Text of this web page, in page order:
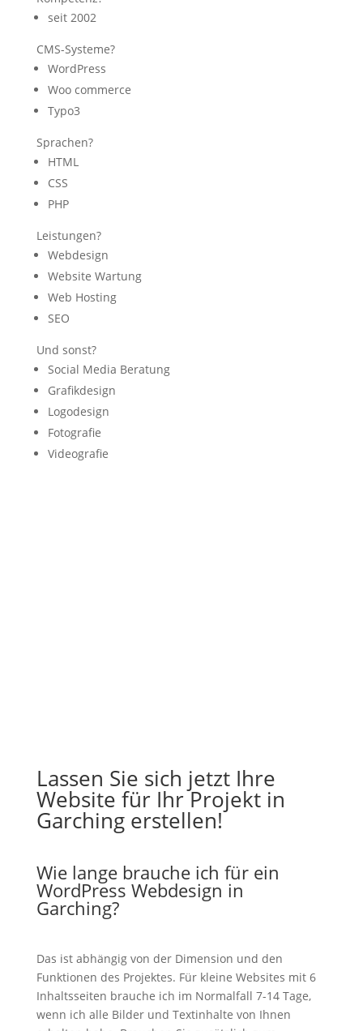
seit 2002
CMS-Systeme?
WordPress
Woo commerce
Typo3
Sprachen?
HTML
CSS
PHP
Leistungen?
Webdesign
Website Wartung
Web Hosting
SEO
Und sonst?
Social Media Beratung
Grafikdesign
Logodesign
Fotografie
Videografie
Lassen Sie sich jetzt Ihre
Website für Ihr Projekt in
Garching erstellen!
Wie lange brauche ich für ein
WordPress Webdesign in
Garching?
Das ist abhängig von der Dimension und den
Funktionen des Projektes. Für kleine Websites mit 6
Inhaltsseiten brauche ich im Normalfall 7-14 Tage,
wenn ich alle Bilder und Textinhalte von Ihnen